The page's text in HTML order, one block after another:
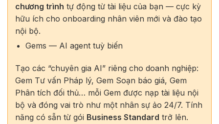
chương trình tự động từ tài liệu của bạn — cực kỳ
hữu ích cho onboarding nhân viên mới và đào tạo
nội bộ.
Gems — AI agent tuỳ biến
Tạo các “chuyên gia AI” riêng cho doanh nghiệp:
Gem Tư vấn Pháp lý, Gem Soạn báo giá, Gem
Phân tích đối thủ… mỗi Gem được nạp tài liệu nội
bộ và đóng vai trò như một nhân sự ảo 24/7. Tính
năng có sẵn từ gói Business Standard trở lên.